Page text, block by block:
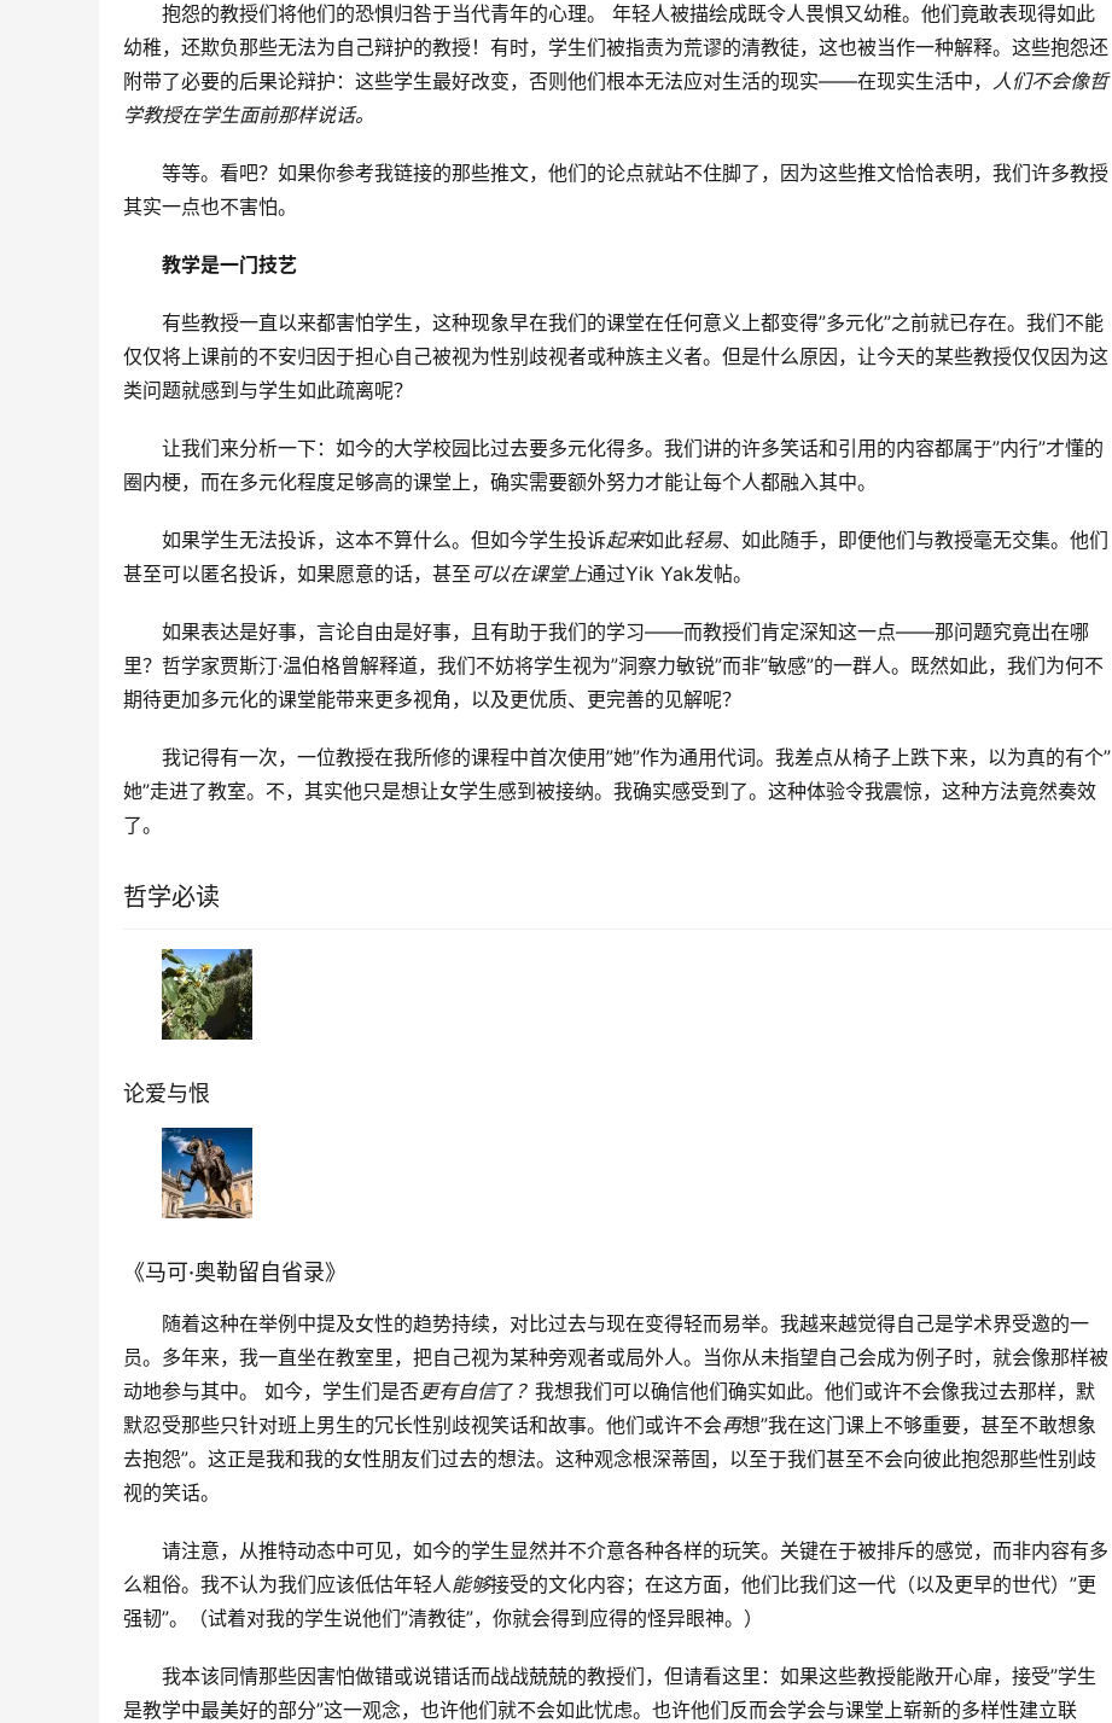
抱怨的教授们将他们的恐惧归咎于当代青年的心理。 年轻人被描绘成既令人畏惧又幼稚。他们竟敢表现得如此
幼稚，还欺负那些无法为自己辩护的教授！有时，学生们被指责为荒谬的清教徒，这也被当作一种解释。这些抱怨还
附带了必要的后果论辩护：这些学生最好改变，否则他们根本无法应对生活的现实——在现实生活中， 人们不会像哲
学教授在学生面前那样说话。
等等。看吧？如果你参考我链接的那些推文，他们的论点就站不住脚了，因为这些推文恰恰表明，我们许多教授
其实一点也不害怕。
教学是一门技艺
有些教授一直以来都害怕学生，这种现象早在我们的课堂在任何意义上都变得”多元化”之前就已存在。我们不能
仅仅将上课前的不安归因于担心自己被视为性别歧视者或种族主义者。但是什么原因，让今天的某些教授仅仅因为这
类问题就感到与学生如此疏离呢？
让我们来分析一下：如今的大学校园比过去要多元化得多。我们讲的许多笑话和引用的内容都属于”内行”才懂的
圈内梗，而在多元化程度足够高的课堂上，确实需要额外努力才能让每个人都融入其中。
如果学生无法投诉，这本不算什么。但如今学生投诉起来如此轻易、如此随手，即便他们与教授毫无交集。他们
甚至可以匿名投诉，如果愿意的话，甚至 可以在课堂上通过Yik Yak发帖。
如果表达是好事，言论自由是好事，且有助于我们的学习——而教授们肯定深知这一点——那问题究竟出在哪
里？哲学家贾斯汀·温伯格曾解释道，我们不妨将学生视为”洞察力敏锐”而非”敏感”的一群人。既然如此，我们为何不
期待更加多元化的课堂能带来更多视角，以及更优质、更完善的见解呢？
我记得有一次，一位教授在我所修的课程中首次使用”她”作为通用代词。我差点从椅子上跌下来，以为真的有个”
她”走进了教室。不，其实他只是想让女学生感到被接纳。我确实感受到了。这种体验令我震惊，这种方法竟然奏效
了。
哲学必读
论爱与恨
《马可·奥勒留自省录》
随着这种在举例中提及女性的趋势持续，对比过去与现在变得轻而易举。我越来越觉得自己是学术界受邀的一
员。多年来，我一直坐在教室里，把自己视为某种旁观者或局外人。当你从未指望自己会成为例子时，就会像那样被
动地参与其中。 如今，学生们是否更有自信了 ？ 我想我们可以确信他们确实如此。他们或许不会像我过去那样，默
默忍受那些只针对班上男生的冗长性别歧视笑话和故事。他们或许不会再想”我在这门课上不够重要，甚至不敢想象
去抱怨”。这正是我和我的女性朋友们过去的想法。这种观念根深蒂固，以至于我们甚至不会向彼此抱怨那些性别歧
视的笑话。
请注意，从推特动态中可见，如今的学生显然并不介意各种各样的玩笑。关键在于被排斥的感觉，而非内容有多
么粗俗。我不认为我们应该低估年轻人能够接受的文化内容；在这方面，他们比我们这一代（以及更早的世代）”更
强韧”。（试着对我的学生说他们”清教徒”，你就会得到应得的怪异眼神。）
我本该同情那些因害怕做错或说错话而战战兢兢的教授们，但请看这里：如果这些教授能敞开心扉，接受”学生
是教学中最美好的部分”这一观念，也许他们就不会如此忧虑。也许他们反而会学会与课堂上崭新的多样性建立联